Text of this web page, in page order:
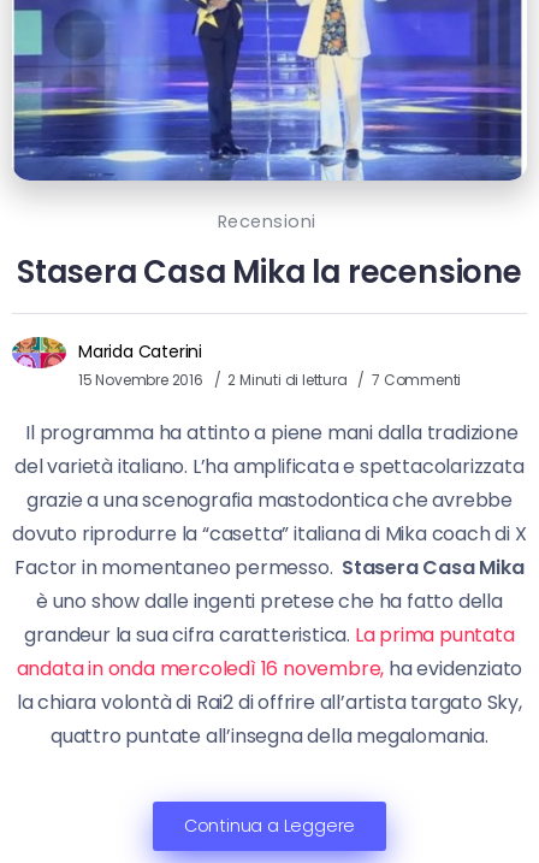
Recensioni
Stasera Casa Mika la recensione
Marida Caterini
15 Novembre 2016 2 Minuti di lettura 7 Commenti
Il programma ha attinto a piene mani dalla tradizione
del varietà italiano. L’ha amplificata e spettacolarizzata
grazie a una scenografia mastodontica che avrebbe
dovuto riprodurre la “casetta” italiana di Mika coach di X
Factor in momentaneo permesso. Stasera Casa Mika
è uno show dalle ingenti pretese che ha fatto della
grandeur la sua cifra caratteristica. La prima puntata
andata in onda mercoledì 16 novembre, ha evidenziato
la chiara volontà di Rai2 di offrire all’artista targato Sky,
quattro puntate all’insegna della megalomania.
Continua a Leggere